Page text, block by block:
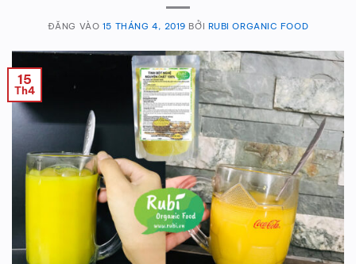
ĐĂNG VÀO 15 THÁNG 4, 2019 BỞI RUBI ORGANIC FOOD
15
Th4